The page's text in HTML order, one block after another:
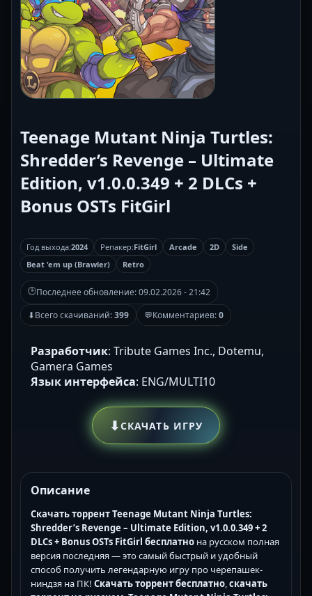
Teenage Mutant Ninja Turtles:
Shredder’s Revenge – Ultimate
Edition, v1.0.0.349 + 2 DLCs +
Bonus OSTs FitGirl
Год выхода:2024 Репакер:FitGirl Arcade 2D
Side
Beat 'em up (Brawler)
Retro
🕒Последнее обновление:09.02.2026 - 21:42
⬇Всего скачиваний:399 💬Комментариев:0
Разработчик: Tribute Games Inc., Dotemu,
Gamera Games
Язык интерфейса: ENG/MULTI10
⬇СКАЧАТЬ ИГРУ
Описание
Скачать торрент Teenage Mutant Ninja Turtles:
Shredder’s Revenge – Ultimate Edition, v1.0.0.349 + 2
DLCs + Bonus OSTs FitGirl бесплатно на русском полная
версия последняя — это самый быстрый и удобный
способ получить легендарную игру про черепашек-
ниндзя на ПК! Скачать торрент бесплатно,скачать